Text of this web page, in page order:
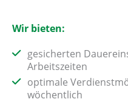
Wir bieten:
gesicherten
Arbeitszeiten
optimale
wöchentlich